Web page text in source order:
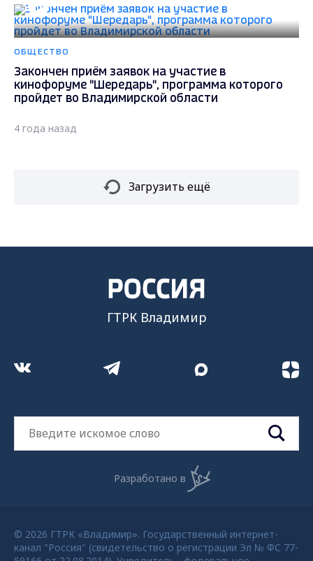
ОБЩЕСТВО
Закончен приём заявок на участие в
кинофоруме "Шередарь", программа которого
пройдет во Владимирской области
4 года назад
Загрузить ещё
ГТРК Владимир
Разработано в
© 2026 ГТРК «Владимир». Государственный интернет-
канал "Россия" (свидетельство о регистрации Эл № ФС 77-